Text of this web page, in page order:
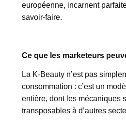
européenne, incarnent
savoir-faire.
Ce que les marketeurs
La K-Beauty n’est pas
consommation : c’est un
entière, dont les mécaniques
transposables à d’autres